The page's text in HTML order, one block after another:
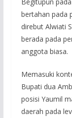
bertahan pada
direbut Alwiati
berada pada
anggota biasa.
Memasuki
Bupati dua
posisi Yaumil
daerah pada